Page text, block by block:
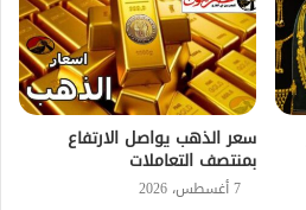
سعر الذهب يواصل الارتفاع
بمنتصف التعاملات
7 أغسطس، 2026